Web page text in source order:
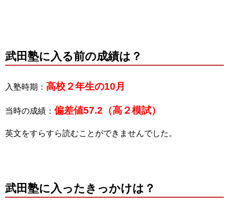
武田塾に入る前の成績は？
入塾時期： 高校２年生の10月
当時の成績： 偏差値57.2（高２模試）
英文をすらすら読むことができませんでした。
武田塾に入ったきっかけは？